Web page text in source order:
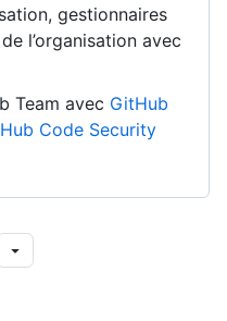
gestionnaires
l’organisation avec
Team avec GitHub
Code Security